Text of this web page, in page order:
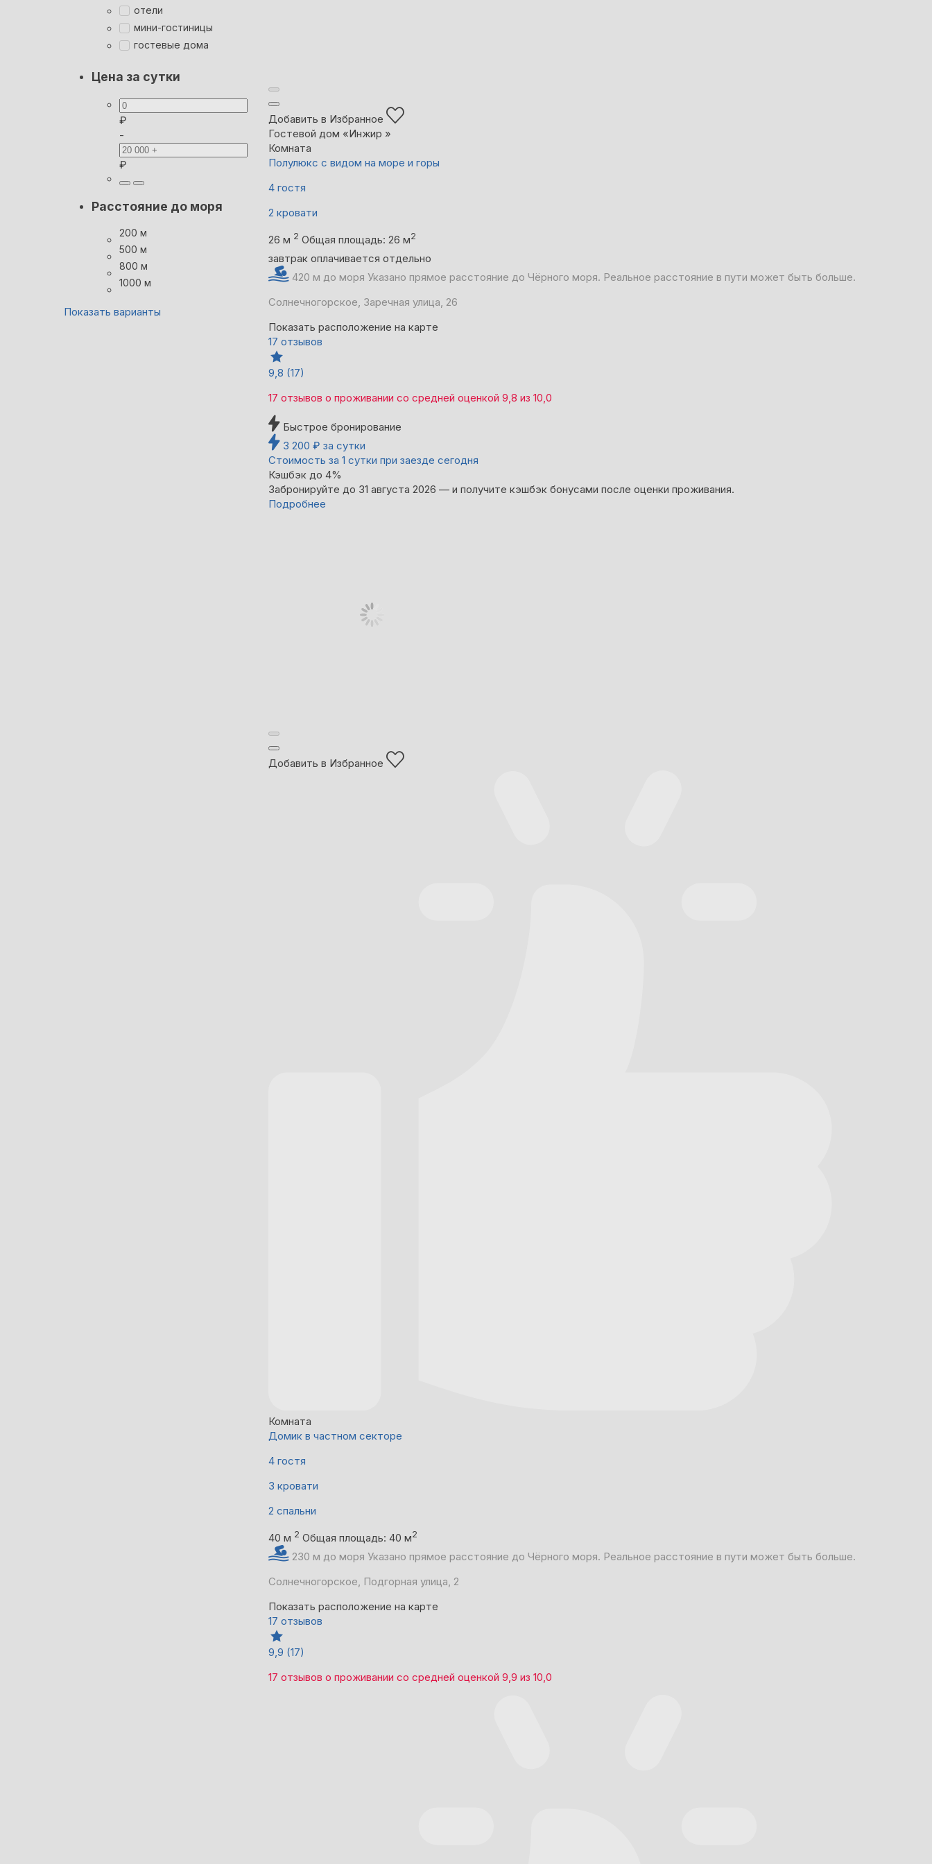
отели
мини-гостиницы
гостевые дома
Цена за сутки
₽
-
₽
Расстояние до моря
200 м
500 м
800 м
1000 м
Показать варианты
Добавить в Избранное
Гостевой дом «Инжир »
Комната
Полулюкс с видом на море и горы
4 гостя
2 кровати
26 м 2 Общая площадь: 26 м2
завтрак оплачивается отдельно
420 м до моря Указано прямое расстояние до Чёрного моря. Реальное расстояние в пути может быть больше.
Солнечногорское, Заречная улица, 26
Показать расположение на карте
17 отзывов
9,8 (17)
17 отзывов о проживании со средней оценкой 9,8 из 10,0
Быстрое бронирование
3 200 ₽ за сутки
Стоимость за 1 сутки при заезде сегодня
Кэшбэк до 4%
Забронируйте до 31 августа 2026 — и получите кэшбэк бонусами после оценки проживания.
Подробнее
Добавить в Избранное
Комната
Домик в частном секторе
4 гостя
3 кровати
2 спальни
40 м 2 Общая площадь: 40 м2
230 м до моря Указано прямое расстояние до Чёрного моря. Реальное расстояние в пути может быть больше.
Солнечногорское, Подгорная улица, 2
Показать расположение на карте
17 отзывов
9,9 (17)
17 отзывов о проживании со средней оценкой 9,9 из 10,0